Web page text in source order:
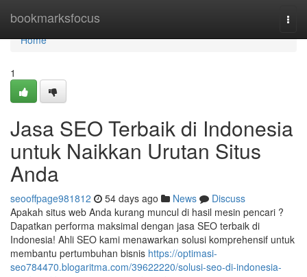
bookmarksfocus
Home
Home
1
Jasa SEO Terbaik di Indonesia
untuk Naikkan Urutan Situs
Anda
seooffpage981812 54 days ago News
Discuss
Apakah situs web Anda kurang muncul di hasil mesin pencari ?
Dapatkan performa maksimal dengan jasa SEO terbaik di
Indonesia! Ahli SEO kami menawarkan solusi komprehensif untuk
membantu pertumbuhan bisnis https://optimasi-
seo784470.blogaritma.com/39622220/solusi-seo-di-indonesia-